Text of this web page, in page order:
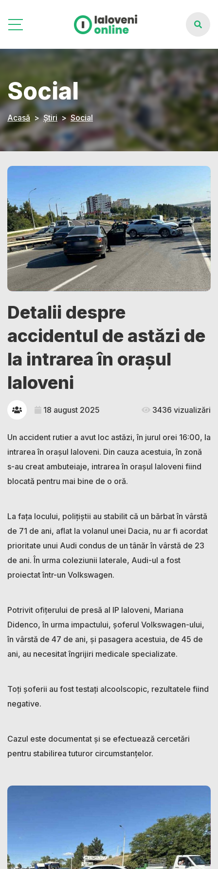
Social
Acasă Știri Social
Detalii despre
accidentul de astăzi de
la intrarea în orașul
Ialoveni
18 august 2025 3436 vizualizări
Un accident rutier a avut loc astăzi, în jurul orei 16:00, la
intrarea în orașul Ialoveni. Din cauza acestuia, în zonă
s-au creat ambuteiaje, intrarea în orașul Ialoveni fiind
blocată pentru mai bine de o oră.
La fața locului, polițiștii au stabilit că un bărbat în vârstă
de 71 de ani, aflat la volanul unei Dacia, nu ar fi acordat
prioritate unui Audi condus de un tânăr în vârstă de 23
de ani. În urma coleziunii laterale, Audi-ul a fost
proiectat într-un Volkswagen.
Potrivit ofițerului de presă al IP Ialoveni, Mariana
Didenco, în urma impactului, șoferul Volkswagen-ului,
în vârstă de 47 de ani, și pasagera acestuia, de 45 de
ani, au necesitat îngrijiri medicale specializate.
Toți șoferii au fost testați alcoolscopic, rezultatele fiind
negative.
Cazul este documentat și se efectuează cercetări
pentru stabilirea tuturor circumstanțelor.